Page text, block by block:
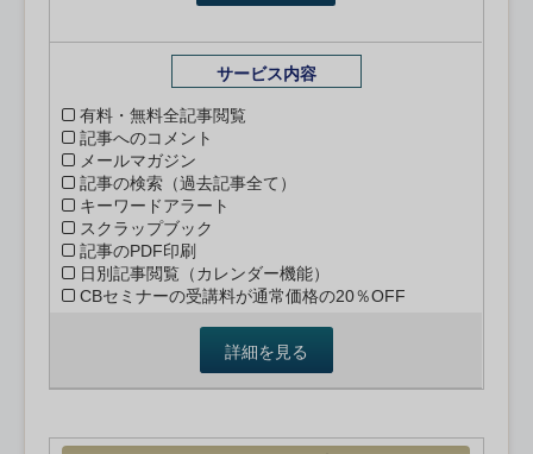
サービス内容
有料・無料全記事閲覧
記事へのコメント
メールマガジン
記事の検索（過去記事全て）
キーワードアラート
スクラップブック
記事のPDF印刷
日別記事閲覧（カレンダー機能）
CBセミナーの受講料が通常価格の20％OFF
詳細を見る